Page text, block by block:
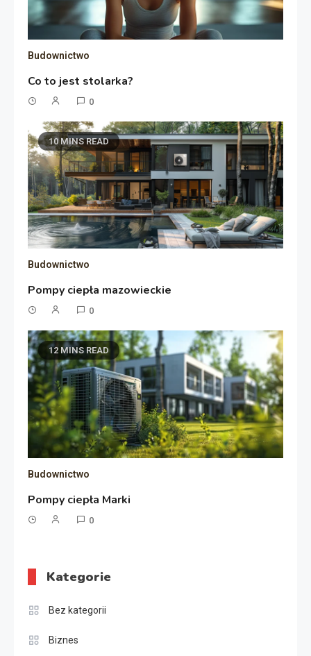
Budownictwo
Co to jest stolarka?
0
10 MINS READ
Budownictwo
Pompy ciepła mazowieckie
0
12 MINS READ
Budownictwo
Pompy ciepła Marki
0
Kategorie
Bez kategorii
Biznes